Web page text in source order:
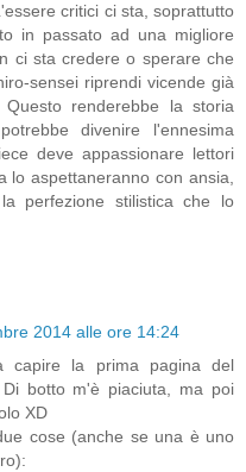
critici ci sta, soprattutto
in passato ad una migliore
ci sta credere o sperare che
sensei riprendi vicende già
renderebbe la storia
divenire l'ennesima
deve appassionare lettori
lo aspettaneranno con ansia,
perfezione stilistica che lo
2014 alle ore 14:24
capire la prima pagina del
botto m'è piaciuta, ma poi
XD
cose (anche se una è uno